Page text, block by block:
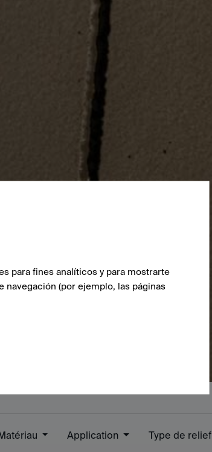
Application Type de relief
para fines analíticos y para mostrarte
navegación (por ejemplo, las páginas